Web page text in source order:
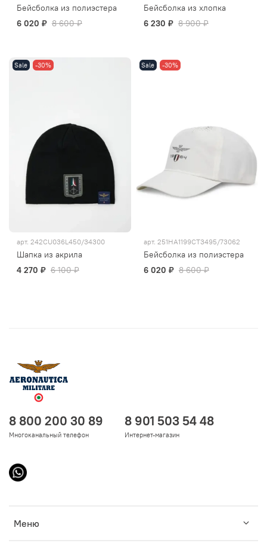
Бейсболка из полиэстера
6 020 ₽ 8 600 ₽
Бейсболка из хлопка
6 230 ₽ 8 900 ₽
Sale -30%
арт. 242CU036L450/34300
Шапка из акрила
4 270 ₽ 6 100 ₽
Sale -30%
арт. 251HA1199CT3495/73062
Бейсболка из полиэстера
6 020 ₽ 8 600 ₽
Меню
8 800 200 30 89
Многоканальный телефон
8 901 503 54 48
Интернет-магазин